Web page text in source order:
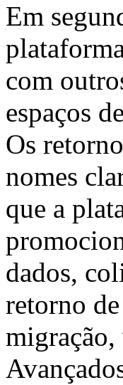
Em
com
espaços
Os
nomes
que a
dados,
retorno
migração,